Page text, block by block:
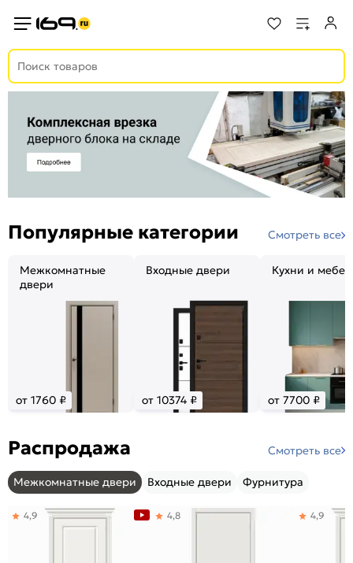
Популярные категории Смотреть все
Межкомнатные
двери
от 1760 ₽
Входные двери
от 10374 ₽
Кухни и
от 7700 ₽
Распродажа Смотреть все
Межкомнатные двери Входные двери Фурнитура
4,9 4,8 4,9